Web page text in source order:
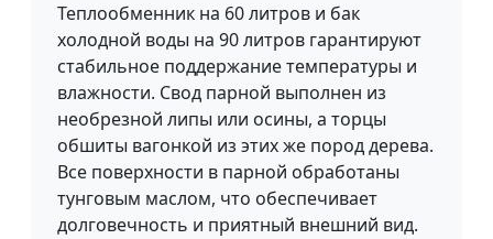
Теплообменник на 60 литров и бак
холодной воды на 90 литров гарантируют
стабильное поддержание температуры и
влажности. Свод парной выполнен из
необрезной липы или осины, а торцы
обшиты вагонкой из этих же пород дерева.
Все поверхности в парной обработаны
тунговым маслом, что обеспечивает
долговечность и приятный внешний вид.